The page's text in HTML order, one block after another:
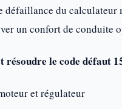
du
un confort de conduite
résoudre le code défaut
et régulateur